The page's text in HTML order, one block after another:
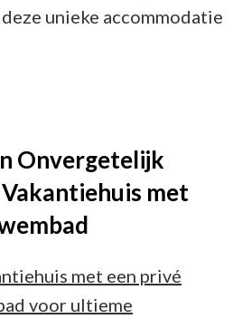
unieke accommodatie
Onvergetelijk
met
met een privé
voor ultieme